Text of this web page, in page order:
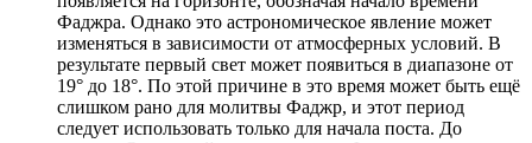
Фаджра. Однако это астрономическое явление может
изменяться в зависимости от атмосферных условий. В
результате первый свет может появиться в диапазоне от
19° до 18°. По этой причине в это время может быть ещё
слишком рано для молитвы Фаджр, и этот период
следует использовать только для начала поста. До